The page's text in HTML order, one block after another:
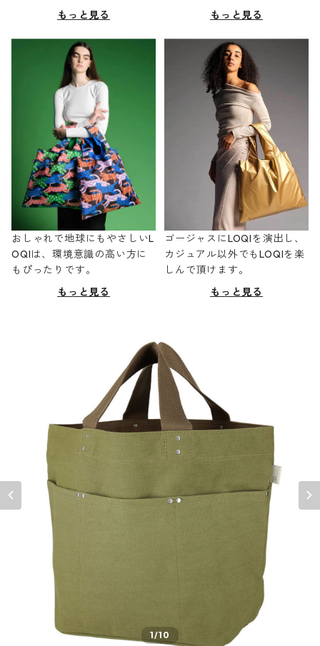
もっと見る
もっと見る
おしゃれで地球にもやさしいL
OQIは、環境意識の高い方に
もぴったりです。
もっと見る
ゴージャスにLOQIを演出し、
カジュアル以外でもLOQIを楽
しんで頂けます。
もっと見る
1/10